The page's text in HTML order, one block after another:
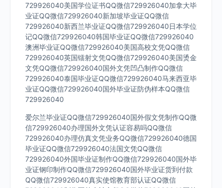
729926040美国学位证书QQ微信729926040加拿大毕
业证QQ微信729926040新加坡毕业证QQ微信
729926040新西兰毕业证QQ微信729926040日本学位
记QQ微信729926040韩国毕业证QQ微信729926040
澳洲毕业证QQ微信729926040美国高校文凭QQ微信
729926040英国镭射文凭QQ微信729926040美国烫金
文凭QQ微信729926040国外文凭凹凸制作QQ微信
729926040泰国毕业证QQ微信729926040马来西亚毕
业证QQ微信729926040国外毕业证防伪样本QQ微信
729926040
爱尔兰毕业证QQ微信729926040国外假文凭制作QQ微
信729926040办理国外文凭认证容易吗QQ微信
729926040办理仿真文凭业务QQ微信729926040德国
毕业证QQ微信729926040法国文凭QQ微信
729926040外国毕业证制作QQ微信729926040国外毕
业证钢印制作QQ微信729926040国外毕业证货到付款
QQ微信729926040真实使馆教育部认证QQ微信